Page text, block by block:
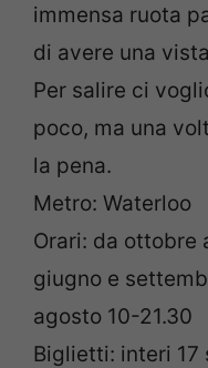
immensa ruota
di avere una
Per salire ci
poco, ma una
la pena.
Metro: Waterloo
Orari: da ottobre
giugno e
agosto 10-21.30
Biglietti: interi